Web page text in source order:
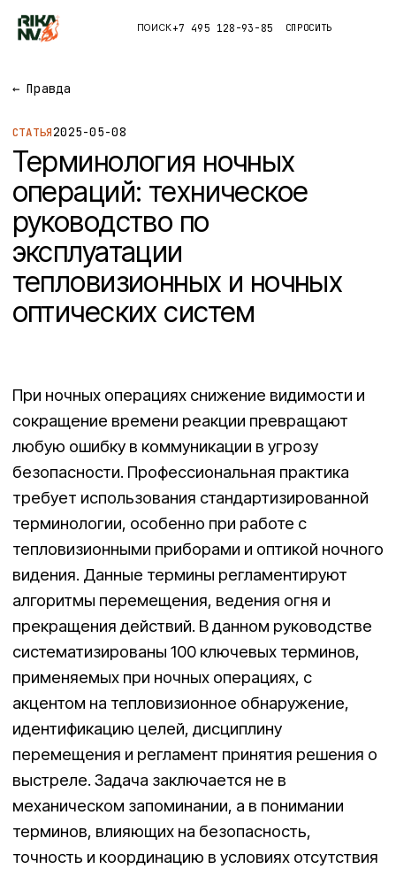
ПОИСК+7 495 128-93-85 СПРОСИТЬ
Каталог
Приложения
Правда
Глоссарий
←Правда
СТАТЬЯ2025-05-08
Терминология ночных
операций: техническое
руководство по
эксплуатации
тепловизионных и ночных
оптических систем
При ночных операциях снижение видимости и
сокращение времени реакции превращают
любую ошибку в коммуникации в угрозу
безопасности. Профессиональная практика
требует использования стандартизированной
терминологии, особенно при работе с
тепловизионными приборами и оптикой ночного
видения. Данные термины регламентируют
алгоритмы перемещения, ведения огня и
прекращения действий. В данном руководстве
систематизированы 100 ключевых терминов,
применяемых при ночных операциях, с
акцентом на тепловизионное обнаружение,
идентификацию целей, дисциплину
перемещения и регламент принятия решения о
выстреле. Задача заключается не в
механическом запоминании, а в понимании
терминов, влияющих на безопасность,
точность и координацию в условиях отсутствия